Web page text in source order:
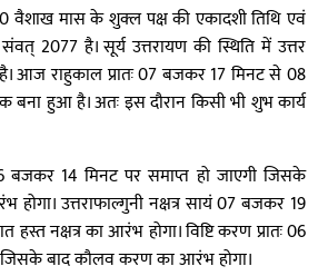
मास के शुक्ल पक्ष की एकादशी तिथि एवं
2077 है। सूर्य उत्तरायण की स्थिति में उत्तर
है। आज राहुकाल प्रातः 07 बजकर 17 मिनट से 08
हुआ है। अतः इस दौरान किसी भी शुभ कार्य
बजकर 14 मिनट पर समाप्त हो जाएगी जिसके
होगा। उत्तराफाल्गुनी नक्षत्र सायं 07 बजकर 19
नक्षत्र का आरंभ होगा। विष्टि करण प्रातः 06
बाद कौलव करण का आरंभ होगा।